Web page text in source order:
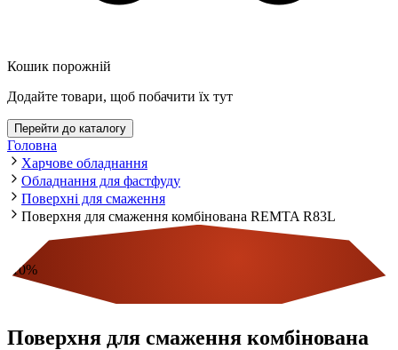
Кошик порожній
Додайте товари, щоб побачити їх тут
Перейти до каталогу
Головна
Харчове обладнання
Обладнання для фастфуду
Поверхні для смаження
Поверхня для смаження комбінована REMTA R83L
10%
Поверхня для смаження комбінована